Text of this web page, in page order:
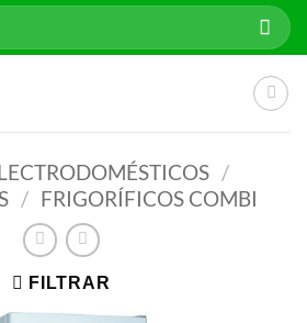
/
/ FRIGORÍFICOS COMBI
FILTRAR